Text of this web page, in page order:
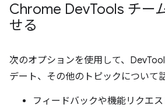
Chrome DevTools チー
せる
次のオプションを使用して、
デート、その他のトピックについて
フィードバックや機能リクエ